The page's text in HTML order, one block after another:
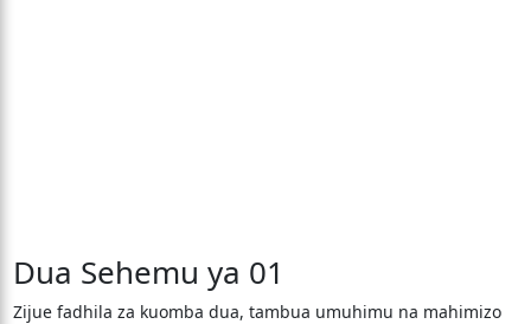
Dua Sehemu ya 01
Zijue fadhila za kuomba dua, tambua umuhimu na mahimizo